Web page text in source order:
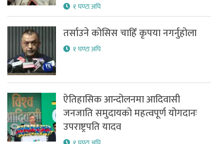
१ घण्टा अघि
तर्साउने कोसिस चाहिँ कृपया नगर्नुहोला
१ घण्टा अघि
ऐतिहासिक आन्दोलनमा आदिवासी
जनजाति समुदायको महत्वपूर्ण योगदानः
उपराष्ट्रपति यादव